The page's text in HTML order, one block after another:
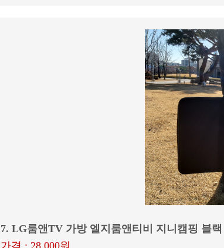
7. LG룸앤TV 가방 엘지룸앤티비 지니캠핑 블랙
가격 : 28,000원